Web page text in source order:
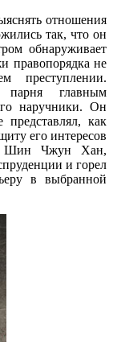
отношения
так, что он
обнаруживает
правопорядка не
преступлении.
парня главным
наручники. Он
как
его интересов
Шин Чжун Хан,
и горел
в выбранной